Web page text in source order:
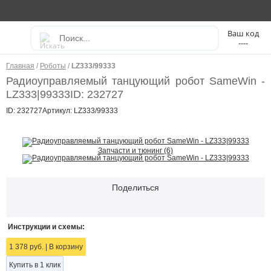
----
Главная / Роботы / LZ333/99333
Радиоуправляемый танцующий робот SameWin -
LZ333|99333ID: 232727
ID: 232727Артикул: LZ333/99333
Запчасти и тюнинг (6)
Поделиться
Инструкции и схемы:
1 378 руб. В корзину
Купить в 1 клик